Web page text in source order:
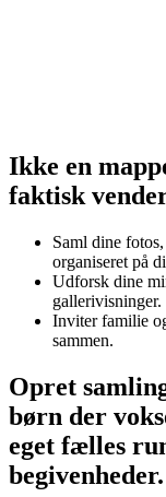
Ikke en
faktisk
Saml dine
organiseret på
Udforsk dine
gallerivisninger.
Inviter familie
sammen.
Opret
børn der
eget fælles
begivenheder.